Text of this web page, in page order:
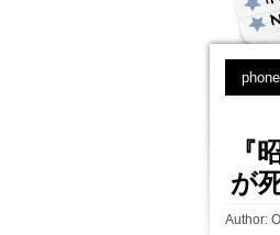
phone
『
が
Author: